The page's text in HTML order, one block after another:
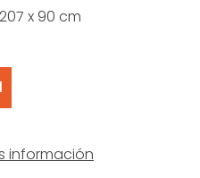
x 90 cm
información